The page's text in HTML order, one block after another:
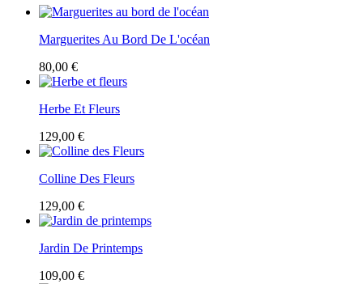
Marguerites Au Bord De L'océan
80,00 €
Herbe Et Fleurs
129,00 €
Colline Des Fleurs
129,00 €
Jardin De Printemps
109,00 €